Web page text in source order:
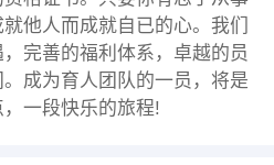
他人而成就自已的心。我们
完善的福利体系，卓越的员
成为育人团队的一员，将是
一段快乐的旅程!